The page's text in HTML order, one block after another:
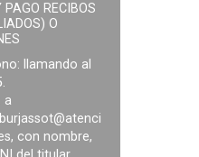
PAGO RECIBOS
O
llamando al
a
, con nombre,